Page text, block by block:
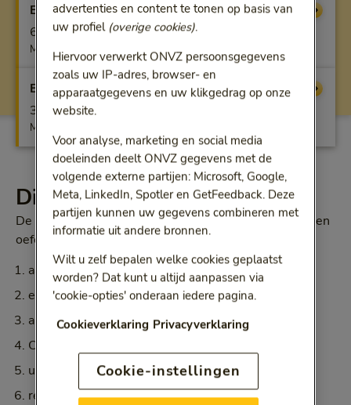
Extra Vergoeding
6 behandelingen of online behandeltrajecten
Max. per kalenderjaar
Bewuste Keuze Fysio Vergoeding
3 behandelingen of online behandeltrajecten
Max. per kalenderjaar
Dit krijgt u vergoed
De Bewuste Keuze Basisverzekering vergoedt fysio- en
oefentherapie als u 18 jaar of ouder bent bij:
aandoeningen op delijst chronische fysiotherapie
etalagebenen
artrose in heup of knie
COPD
urine-incontinentie
reumatoïde artritis
advertenties en content te tonen op basis van
uw profiel (overige cookies).
Hiervoor verwerkt ONVZ persoonsgegevens
zoals uw IP-adres, browser- en
apparaatgegevens en uw klikgedrag op onze
website.
Voor analyse, marketing en social media
doeleinden deelt ONVZ gegevens met de
volgende externe partijen: Microsoft, Google,
Meta, LinkedIn, Spotler en GetFeedback. Deze
partijen kunnen uw gegevens combineren met
informatie uit andere bronnen.
Wilt u zelf bepalen welke cookies geplaatst
worden? Dat kunt u altijd aanpassen via
'cookie-opties' onderaan iedere pagina.
Cookieverklaring Privacyverklaring
Cookie-instellingen